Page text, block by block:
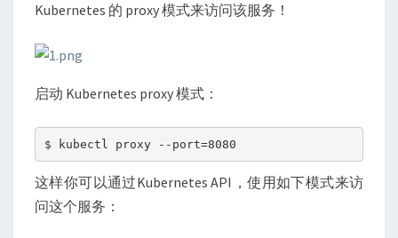
Kubernetes 的 proxy 模式来访问该服务！
启动 Kubernetes proxy 模式：
这样你可以通过Kubernetes API，使用如下模式来访
问这个服务：